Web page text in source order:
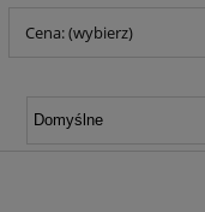
Cena: (wybierz)